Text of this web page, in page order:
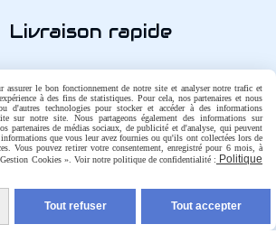
Livraison rapide
Une question ?
CONTACTEZ-NOUS
assurer le bon fonctionnement de notre site et analyser notre trafic et
à des fins de statistiques. Pour cela, nos partenaires et nous
d'autres technologies pour stocker et accéder à des informations
sur notre site. Nous partageons également des informations sur
partenaires de médias sociaux, de publicité et d'analyse, qui peuvent
que vous leur avez fournies ou qu'ils ont collectées lors de
Vous pouvez retirer votre consentement, enregistré pour 6 mois, à
Cookies ». Voir notre politique de confidentialité : Politique
Tout refuser Tout accepter